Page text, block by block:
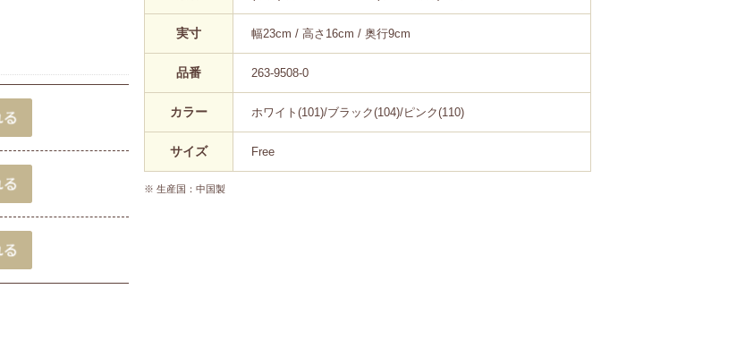
実寸 幅23cm / 高さ16cm / 奥行9cm
品番 263-9508-0
カラー ホワイト(101)/ブラック(104)/ピンク(110)
サイズ Free
※ 生産国：中国製